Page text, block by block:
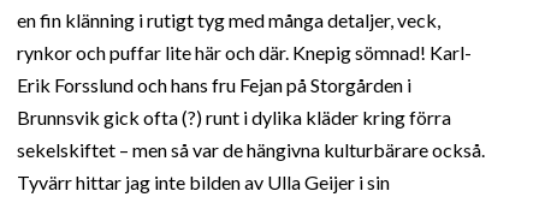
en fin klänning i rutigt tyg med många detaljer, veck,
rynkor och puffar lite här och där. Knepig sömnad! Karl-
Erik Forsslund och hans fru Fejan på Storgården i
Brunnsvik gick ofta (?) runt i dylika kläder kring förra
sekelskiftet – men så var de hängivna kulturbärare också.
Tyvärr hittar jag inte bilden av Ulla Geijer i sin